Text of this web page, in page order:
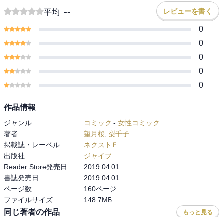
平均 -- レビューを書く
0
0
0
0
0
作品情報
ジャンル : コミック - 女性コミック
著者
: 望月桜 梨千子
掲載誌・レーベル
:
ネクストＦ
出版社
:
ジャイブ
Reader Store発売日
:
2019.04.01
書誌発売日
:
2019.04.01
ページ数
:
160ページ
ファイルサイズ
: 148.7MB
同じ著者の作品 もっと見る